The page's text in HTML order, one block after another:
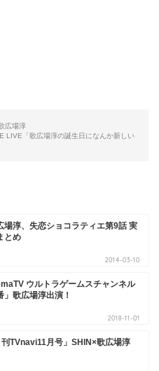
広場淳
LIVE「歌広場淳の誕生日になんか新しい
場淳、失恋ショコラティエ第9話 実
とめ
2014-03-10
ウルトラゲームスチャンネル
」歌広場淳出演！
2018-11-01
TVnavi11月号」SHIN×歌広場淳